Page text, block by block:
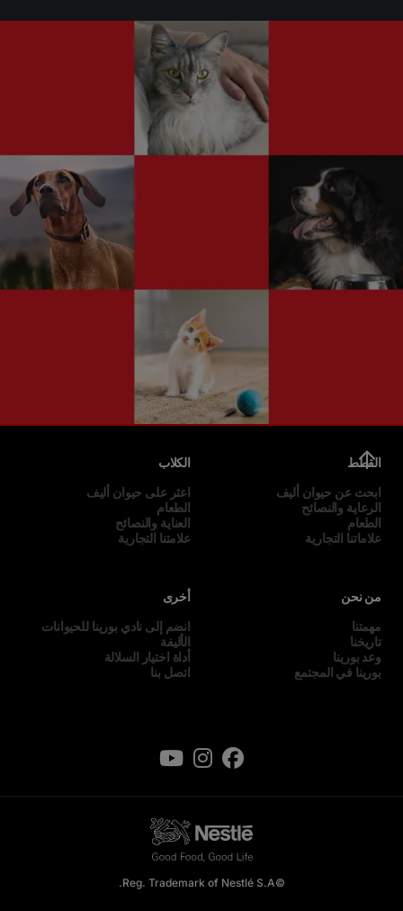
القطط
ابحث عن حيوان أليف
الرعاية والنصائح
الطعام
علاماتنا التجارية
الكلاب
اعثر على حيوان أليف
الطعام
العناية والنصائح
علامتنا التجارية
من نحن
مهمتنا
تاريخنا
وعد بورينا
بورينا في المجتمع
أخرى
انضم إلى نادي بورينا للحيوانات
الأليفة
أداة اختيار السلالة
اتصل بنا
©Reg. Trademark of Nestlé S.A.